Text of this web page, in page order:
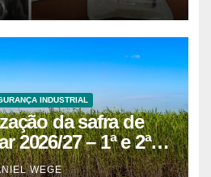
INDUSTRIAL
da safra de
2026/27 – 1ª e 2ª
junho
WEGE